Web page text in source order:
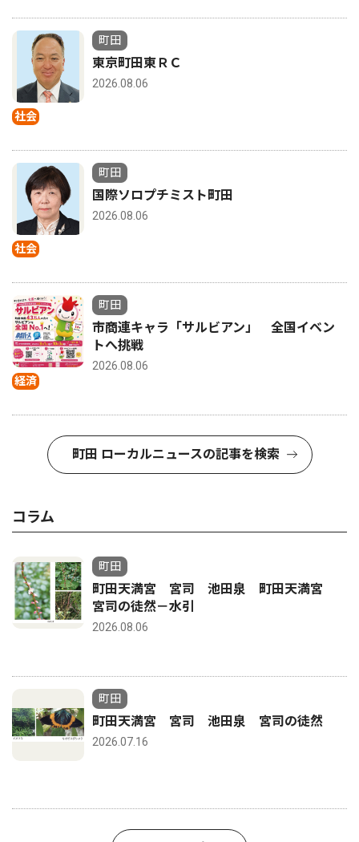
社会
町田
東京町田東ＲＣ
2026.08.06
社会
町田
国際ソロプチミスト町田
2026.08.06
経済
町田
市商連キャラ「サルビアン」 全国イベン
トへ挑戦
2026.08.06
町田 ローカルニュースの記事を検索
コラム
町田
町田天満宮 宮司 池田泉 町田天満宮
宮司の徒然－水引
2026.08.06
町田
町田天満宮 宮司 池田泉 宮司の徒然
2026.07.16